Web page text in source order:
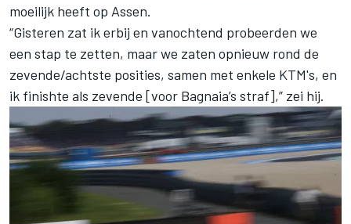
moeilijk heeft op Assen.
“Gisteren zat ik erbij en vanochtend probeerden we
een stap te zetten, maar we zaten opnieuw rond de
zevende/achtste posities, samen met enkele KTM's, en
ik finishte als zevende [voor Bagnaia’s straf],” zei hij.